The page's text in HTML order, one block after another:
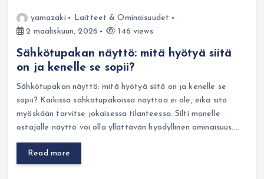
yamazaki
Laitteet & Ominaisuudet
2 maaliskuun, 2026
146 views
Sähkötupakan näyttö: mitä hyötyä siitä
on ja kenelle se sopii?
Sähkötupakan näyttö: mitä hyötyä siitä on ja kenelle se
sopii? Kaikissa sähkötupakoissa näyttöä ei ole, eikä sitä
myöskään tarvitse jokaisessa tilanteessa. Silti monelle
ostajalle näyttö voi olla yllättävän hyödyllinen ominaisuus.…
Read more